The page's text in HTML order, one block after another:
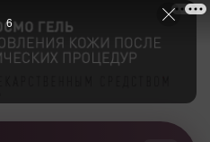
5